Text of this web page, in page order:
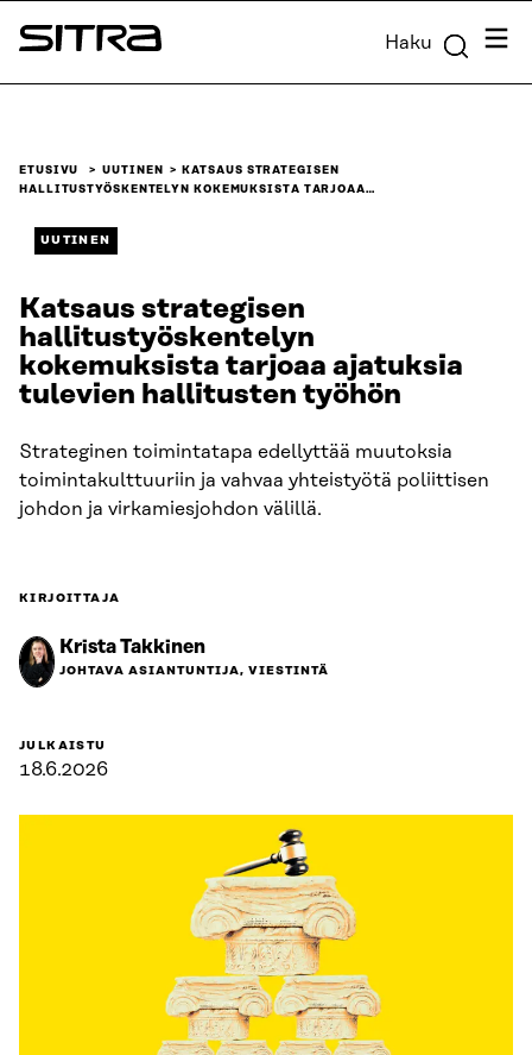
Siirry
suoraan
Sitra Haku
ETUSIVU UUTINEN
KATSAUS STRATEGISEN
HALLITUSTYÖSKENTELYN KOKEMUKSISTA TARJOAA…
UUTINEN
Katsaus strategisen
hallitustyöskentelyn
kokemuksista tarjoaa ajatuksia
tulevien hallitusten työhön
Strateginen toimintatapa edellyttää muutoksia
toimintakulttuuriin ja vahvaa yhteistyötä poliittisen
johdon ja virkamiesjohdon välillä.
KIRJOITTAJA
Krista Takkinen
JOHTAVA ASIANTUNTIJA, VIESTINTÄ
JULKAISTU
18.6.2026